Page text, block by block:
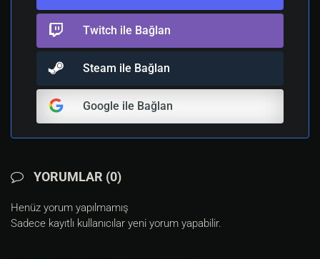
Twitch ile Bağlan
Steam ile Bağlan
Google ile Bağlan
YORUMLAR (0)
Henüz yorum yapılmamış
Sadece kayıtlı kullanıcılar yeni yorum yapabilir.